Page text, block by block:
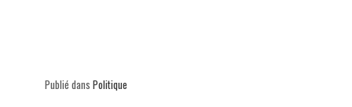
Publié dans Politique